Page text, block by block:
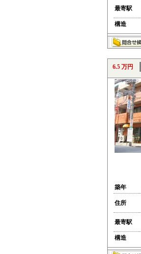
最寄駅
構造
6.5 万円
築年
住所
最寄駅
構造